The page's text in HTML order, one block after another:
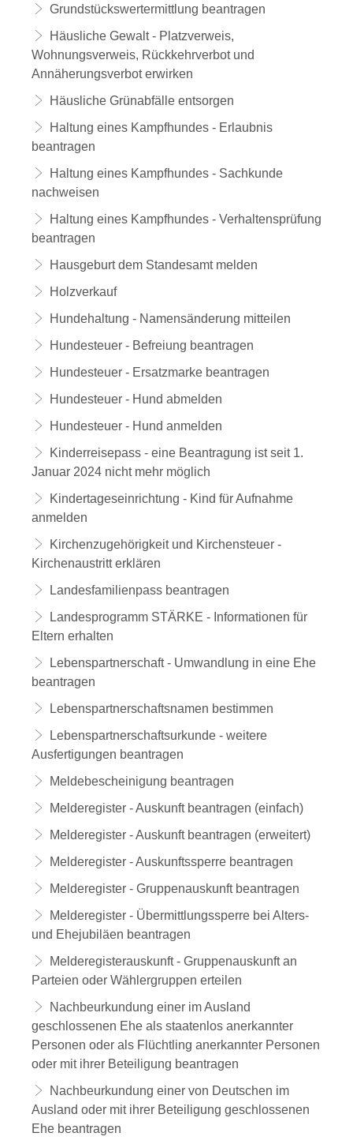
Grundstückswertermittlung beantragen
Häusliche Gewalt - Platzverweis,
Wohnungsverweis, Rückkehrverbot und
Annäherungsverbot erwirken
Häusliche Grünabfälle entsorgen
Haltung eines Kampfhundes - Erlaubnis
beantragen
Haltung eines Kampfhundes - Sachkunde
nachweisen
Haltung eines Kampfhundes - Verhaltensprüfung
beantragen
Hausgeburt dem Standesamt melden
Holzverkauf
Hundehaltung - Namensänderung mitteilen
Hundesteuer - Befreiung beantragen
Hundesteuer - Ersatzmarke beantragen
Hundesteuer - Hund abmelden
Hundesteuer - Hund anmelden
Kinderreisepass - eine Beantragung ist seit 1.
Januar 2024 nicht mehr möglich
Kindertageseinrichtung - Kind für Aufnahme
anmelden
Kirchenzugehörigkeit und Kirchensteuer -
Kirchenaustritt erklären
Landesfamilienpass beantragen
Landesprogramm STÄRKE - Informationen für
Eltern erhalten
Lebenspartnerschaft - Umwandlung in eine Ehe
beantragen
Lebenspartnerschaftsnamen bestimmen
Lebenspartnerschaftsurkunde - weitere
Ausfertigungen beantragen
Meldebescheinigung beantragen
Melderegister - Auskunft beantragen (einfach)
Melderegister - Auskunft beantragen (erweitert)
Melderegister - Auskunftssperre beantragen
Melderegister - Gruppenauskunft beantragen
Melderegister - Übermittlungssperre bei Alters-
und Ehejubiläen beantragen
Melderegisterauskunft - Gruppenauskunft an
Parteien oder Wählergruppen erteilen
Nachbeurkundung einer im Ausland
geschlossenen Ehe als staatenlos anerkannter
Personen oder als Flüchtling anerkannter Personen
oder mit ihrer Beteiligung beantragen
Nachbeurkundung einer von Deutschen im
Ausland oder mit ihrer Beteiligung geschlossenen
Ehe beantragen